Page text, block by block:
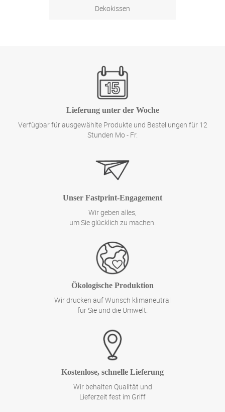
Dekokissen
Lieferung unter der Woche
Verfügbar für ausgewählte Produkte und Bestellungen für 12
Stunden Mo - Fr.
Unser Fastprint-Engagement
Wir geben alles,
um Sie glücklich zu machen.
Ökologische Produktion
Wir drucken auf Wunsch klimaneutral
für Sie und die Umwelt.
Kostenlose, schnelle Lieferung
Wir behalten Qualität und
Lieferzeit fest im Griff